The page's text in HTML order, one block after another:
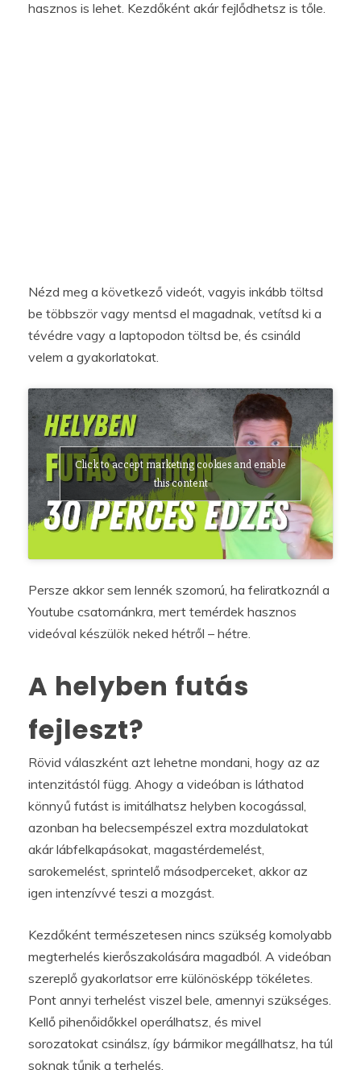
hasznos is lehet. Kezdőként akár fejlődhetsz is tőle.
Nézd meg a következő videót, vagyis inkább töltsd
be többször vagy mentsd el magadnak, vetítsd ki a
tévédre vagy a laptopodon töltsd be, és csináld
velem a gyakorlatokat.
Click to accept marketing cookies and enable
this content
Persze akkor sem lennék szomorú, ha feliratkoznál a
Youtube csatornánkra, mert temérdek hasznos
videóval készülök neked hétről – hétre.
A helyben futás
fejleszt?
Rövid válaszként azt lehetne mondani, hogy az az
intenzitástól függ. Ahogy a videóban is láthatod
könnyű futást is imitálhatsz helyben kocogással,
azonban ha belecsempészel extra mozdulatokat
akár lábfelkapásokat, magastérdemelést,
sarokemelést, sprintelő másodperceket, akkor az
igen intenzívvé teszi a mozgást.
Kezdőként természetesen nincs szükség komolyabb
megterhelés kierőszakolására magadból. A videóban
szereplő gyakorlatsor erre különösképp tökéletes.
Pont annyi terhelést viszel bele, amennyi szükséges.
Kellő pihenőidőkkel operálhatsz, és mivel
sorozatokat csinálsz, így bármikor megállhatsz, ha túl
soknak tűnik a terhelés.